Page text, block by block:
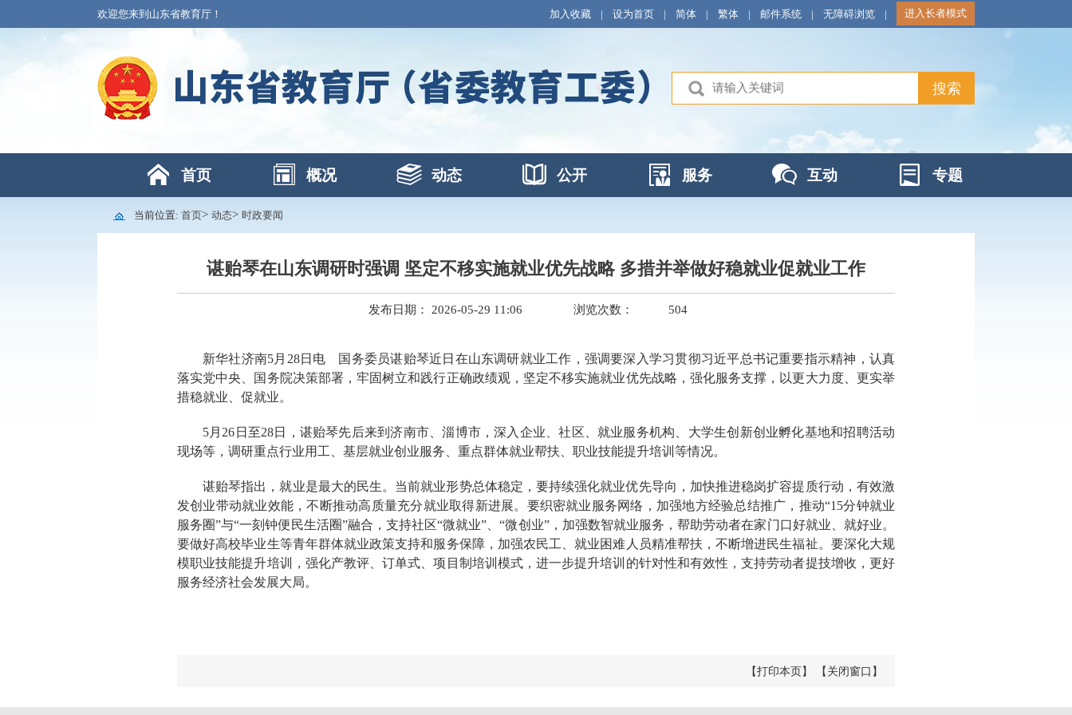
欢迎您来到山东省教育厅！ 加入收藏 | 设为首页 | 简体 | 繁体 | 邮件系统 | 无障碍浏览 | 进入长者模式
首页 概况 动态 公开 服务 互动 专题
当前位置: 首页> 动态> 时政要闻
谌贻琴在山东调研时强调 坚定不移实施就业优先战略 多措并举做好稳就业促就业工作
发布日期： 2026-05-29 11:06 浏览次数： 504
新华社济南5月28日电 国务委员谌贻琴近日在山东调研就业工作，强调要深入学习贯彻习近平总书记重要指示精神，认真
落实党中央、国务院决策部署，牢固树立和践行正确政绩观，坚定不移实施就业优先战略，强化服务支撑，以更大力度、更实举
措稳就业、促就业。
5月26日至28日，谌贻琴先后来到济南市、淄博市，深入企业、社区、就业服务机构、大学生创新创业孵化基地和招聘活动
现场等，调研重点行业用工、基层就业创业服务、重点群体就业帮扶、职业技能提升培训等情况。
谌贻琴指出，就业是最大的民生。当前就业形势总体稳定，要持续强化就业优先导向，加快推进稳岗扩容提质行动，有效激
发创业带动就业效能，不断推动高质量充分就业取得新进展。要织密就业服务网络，加强地方经验总结推广，推动“15分钟就业
服务圈”与“一刻钟便民生活圈”融合，支持社区“微就业”、“微创业”，加强数智就业服务，帮助劳动者在家门口好就业、就好业。
要做好高校毕业生等青年群体就业政策支持和服务保障，加强农民工、就业困难人员精准帮扶，不断增进民生福祉。要深化大规
模职业技能提升培训，强化产教评、订单式、项目制培训模式，进一步提升培训的针对性和有效性，支持劳动者提技增收，更好
服务经济社会发展大局。
【打印本页】 【关闭窗口】